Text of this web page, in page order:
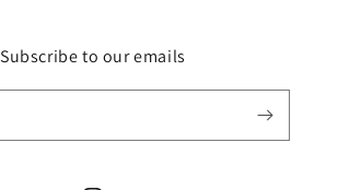
Subscribe to our emails